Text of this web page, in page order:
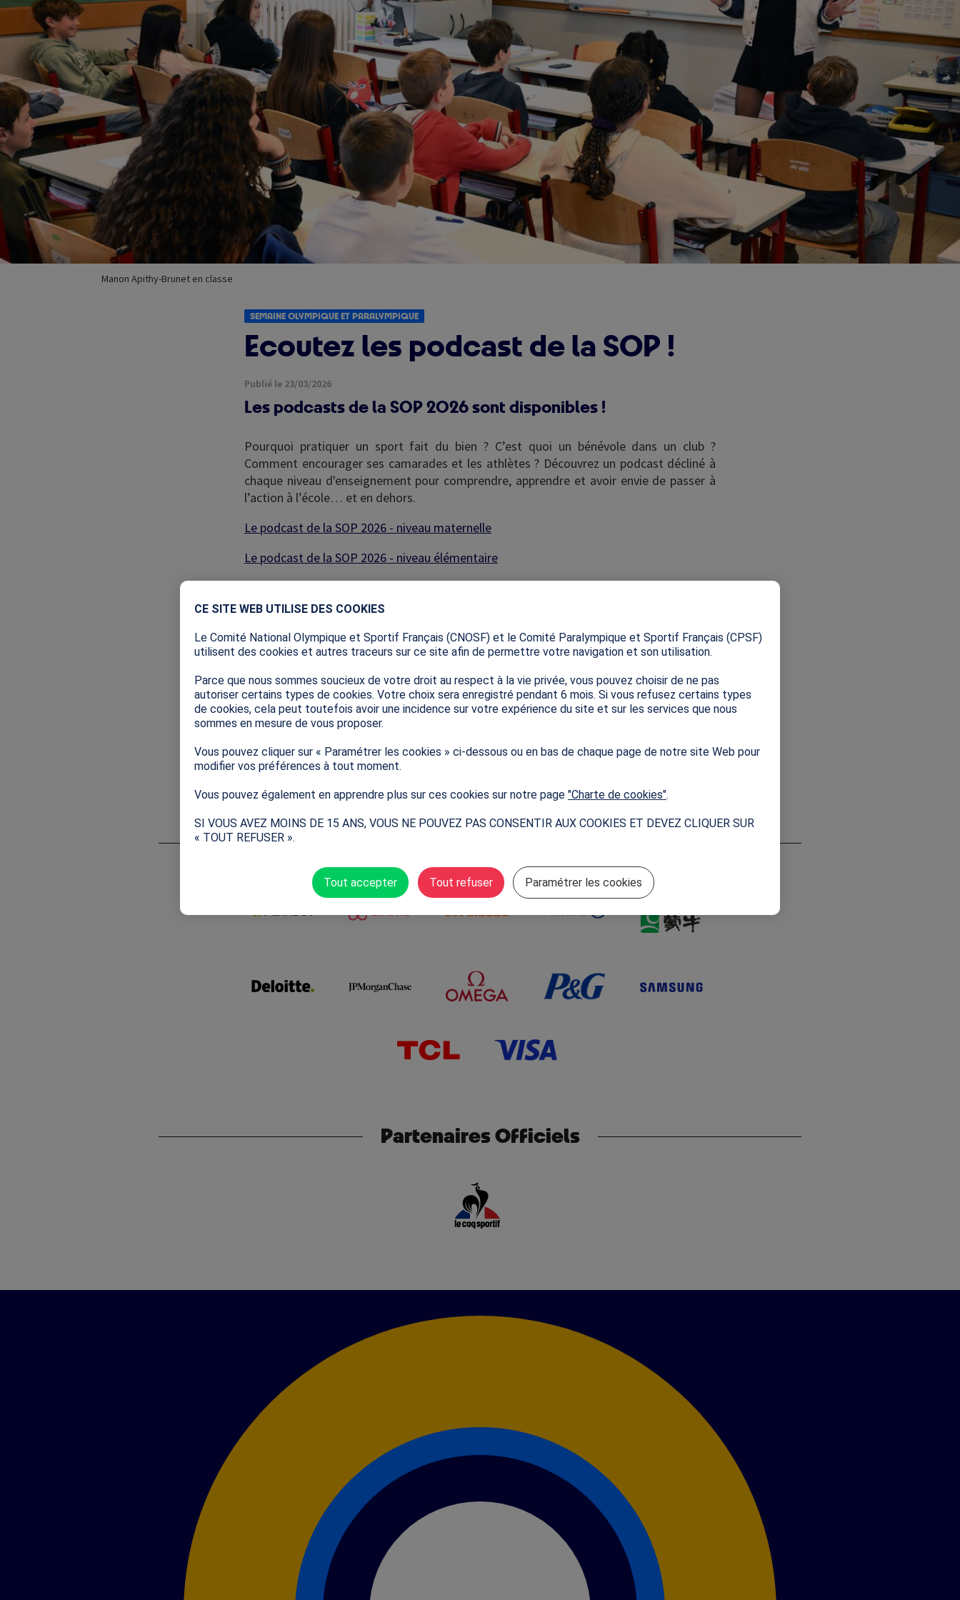
Manon Apithy-Brunet en classe
SEMAINE OLYMPIQUE ET PARALYMPIQUE
Ecoutez les podcast de la SOP !
Publié le 23/03/2026
Les podcasts de la SOP 2026 sont disponibles !
Pourquoi pratiquer un sport fait du bien ? C’est quoi un bénévole dans un club ?
Comment encourager ses camarades et les athlètes ? Découvrez un podcast décliné à
chaque niveau d'enseignement pour comprendre, apprendre et avoir envie de passer à
l’action à l’école… et en dehors.
Le podcast de la SOP 2026 - niveau maternelle
Le podcast de la SOP 2026 - niveau élémentaire
Le podcast de la SOP 2026 - niveau lycée
Partenaires Officiels
CE SITE WEB UTILISE DES COOKIES
Le Comité National Olympique et Sportif Français (CNOSF) et le Comité Paralympique et Sportif Français (CPSF)
utilisent des cookies et autres traceurs sur ce site afin de permettre votre navigation et son utilisation.
Parce que nous sommes soucieux de votre droit au respect à la vie privée, vous pouvez choisir de ne pas
autoriser certains types de cookies. Votre choix sera enregistré pendant 6 mois. Si vous refusez certains types
de cookies, cela peut toutefois avoir une incidence sur votre expérience du site et sur les services que nous
sommes en mesure de vous proposer.
Vous pouvez cliquer sur « Paramétrer les cookies » ci-dessous ou en bas de chaque page de notre site Web pour
modifier vos préférences à tout moment.
Vous pouvez également en apprendre plus sur ces cookies sur notre page "Charte de cookies".
SI VOUS AVEZ MOINS DE 15 ANS, VOUS NE POUVEZ PAS CONSENTIR AUX COOKIES ET DEVEZ CLIQUER SUR
« TOUT REFUSER ».
Tout accepter Tout refuser Paramétrer les cookies